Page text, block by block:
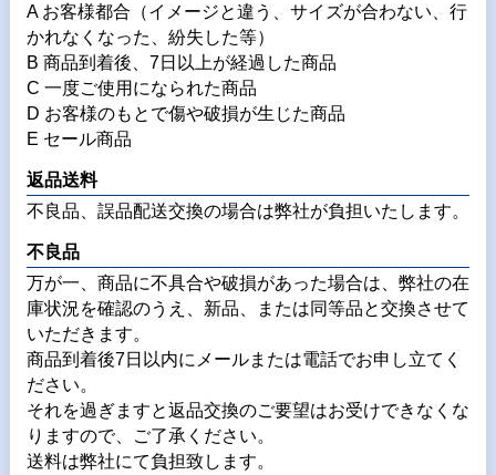
A お客様都合（イメージと違う、サイズが合わない、行
かれなくなった、紛失した等）
B 商品到着後、7日以上が経過した商品
C 一度ご使用になられた商品
D お客様のもとで傷や破損が生じた商品
E セール商品
返品送料
不良品、誤品配送交換の場合は弊社が負担いたします。
不良品
万が一、商品に不具合や破損があった場合は、弊社の在
庫状況を確認のうえ、新品、または同等品と交換させて
いただきます。
商品到着後7日以内にメールまたは電話でお申し立てく
ださい。
それを過ぎますと返品交換のご要望はお受けできなくな
りますので、ご了承ください。
送料は弊社にて負担致します。